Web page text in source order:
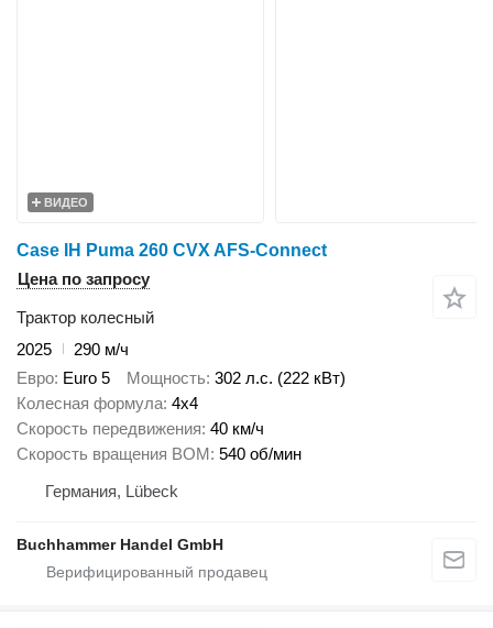
ВИДЕО
Case IH Puma 260 CVX AFS-Connect
Цена по запросу
Трактор колесный
2025
290 м/ч
Евро Euro 5 Мощность 302 л.с. (222 кВт)
Колесная формула 4x4
Скорость передвижения 40 км/ч
Скорость вращения ВОМ 540 об/мин
Германия, Lübeck
Buchhammer Handel GmbH